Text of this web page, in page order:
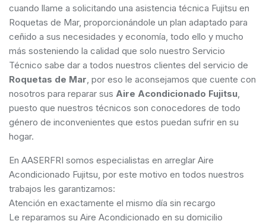
cuando llame a solicitando una asistencia técnica Fujitsu en
Roquetas de Mar, proporcionándole un plan adaptado para
ceñido a sus necesidades y economía, todo ello y mucho
más sosteniendo la calidad que solo nuestro Servicio
Técnico sabe dar a todos nuestros clientes del servicio de
Roquetas de Mar, por eso le aconsejamos que cuente con
nosotros para reparar sus Aire Acondicionado Fujitsu,
puesto que nuestros técnicos son conocedores de todo
género de inconvenientes que estos puedan sufrir en su
hogar.
En AASERFRI somos especialistas en arreglar Aire
Acondicionado Fujitsu, por este motivo en todos nuestros
trabajos les garantizamos:
Atención en exactamente el mismo día sin recargo
Le reparamos su Aire Acondicionado en su domicilio